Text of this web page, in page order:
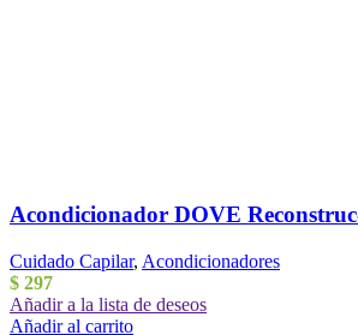
Acondicionador DOVE
Cuidado Capilar, Acondicionadores
$ 297
Añadir a la lista de deseos
Añadir al carrito